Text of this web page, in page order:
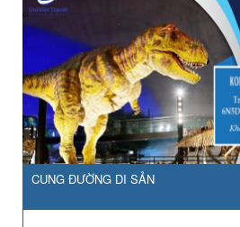
CUNG ĐƯỜNG DI SẢN